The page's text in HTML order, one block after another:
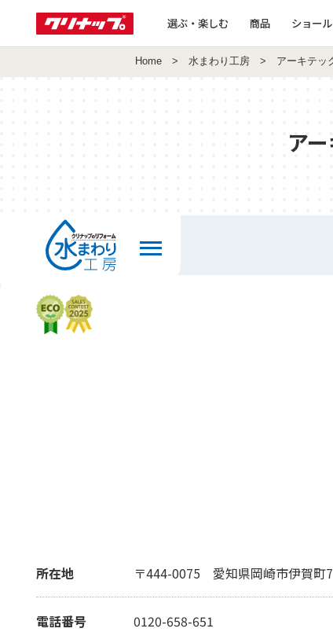
選ぶ・楽しむ 商品 ショー
Home > 水まわり工房 > アーキテッ
ア
所在地 〒444-0075 愛知県岡崎市伊賀町
電話番号 0120-658-651